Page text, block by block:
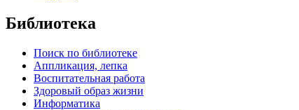
Библиотека
Поиск по библиотеке
Аппликация, лепка
Воспитательная работа
Здоровый образ жизни
Информатика